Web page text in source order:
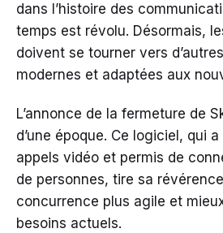
dans l’histoire des
temps est révolu. Désormais,
doivent se tourner vers
modernes et adaptées aux
L’annonce de la fermeture de
d’une époque. Ce logiciel, qui
appels vidéo et permis de
de personnes, tire sa
concurrence plus agile et
besoins actuels.